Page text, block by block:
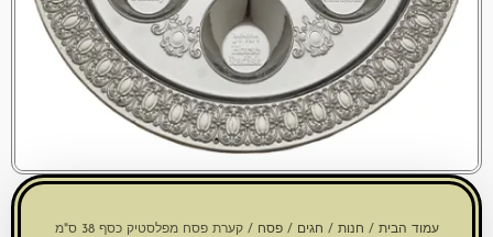
עמוד הבית / חנות / חגים / פסח / קערת פסח מפלסטיק כסף 38 ס"מ